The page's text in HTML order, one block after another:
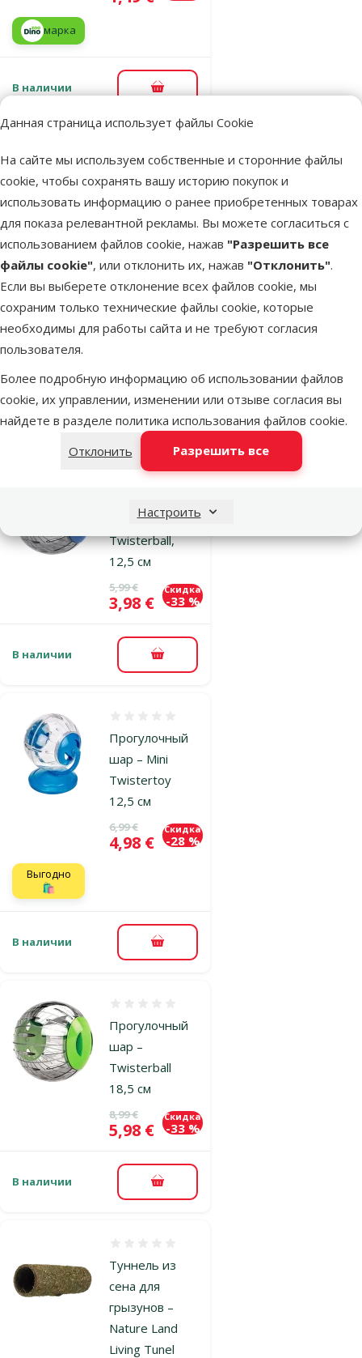
Данная страница использует файлы Cookie
На сайте мы используем собственные и сторонние файлы
cookie, чтобы сохранять вашу историю покупок и
использовать информацию о ранее приобретенных товарах
для показа релевантной рекламы. Вы можете согласиться с
использованием файлов cookie, нажав "Разрешить все
файлы cookie", или отклонить их, нажав "Отклонить".
Если вы выберете отклонение всех файлов cookie, мы
сохраним только технические файлы cookie, которые
необходимы для работы сайта и не требуют согласия
пользователя.
Более подробную информацию об использовании файлов
cookie, их управлении, изменении или отзыве согласия вы
найдете в разделе политика использования файлов cookie.
Отклонить
Разрешить все
Настроить
марка
В наличии В корзину
Домик для
грызунов –
SMALL
ANIMALS kura
Оценка 0%
Цена
4,99 €
марка
В наличии В корзину
шар – Mini
Twisterball,
12,5 см
Оценка 0%
Исходная цена
5,99 €
Цена
3,98 €
Скидка
-33 %
В наличии В корзину
Прогулочный
шар – Mini
Twistertoy
12,5 см
Исходная цена
6,99 €
Цена
4,98 €
Скидка
-28 %
Выгодно
🛍️
В наличии В корзину
Прогулочный
шар –
Twisterball
18,5 см
Исходная цена
8,99 €
Цена
5,98 €
Скидка
-33 %
В наличии В корзину
Туннель из
сена для
грызунов –
Nature Land
Living Tunel